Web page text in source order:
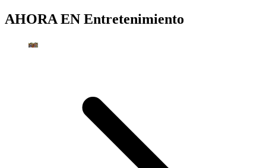
AHORA EN Entretenimiento